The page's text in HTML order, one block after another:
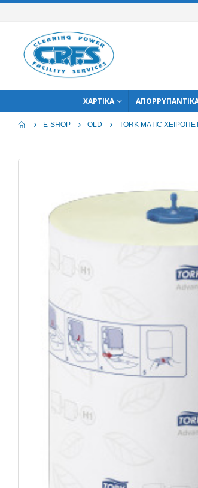
ΧΑΡΤΙΚΆ
E-SHOP OLD TORK MATIC